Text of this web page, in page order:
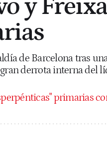
y Freixa
de Barcelona tras
derrota interna del
primarias